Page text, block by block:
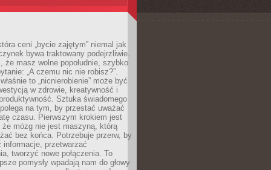
ceni „bycie zajętym” niemal jak
bywa traktowany podejrzliwie.
że masz wolne popołudnie, szybko
„A czemu nic nie robisz?”.
to „nicnierobienie” może być
w zdrowie, kreatywność i
Sztuka świadomego
na tym, by przestać uważać
czasu. Pierwszym krokiem jest
że mózg nie jest maszyną, którą
bez końca. Potrzebuje przerw, by
informacje, przetwarzać
tworzyć nowe połączenia. To
pomysły wpadają nam do głowy